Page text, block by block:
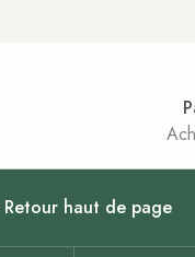
Retour haut de page